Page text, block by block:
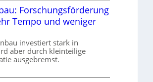
Forschungsförderung
Tempo und weniger
investiert stark in
aber durch kleinteilige
ausgebremst.